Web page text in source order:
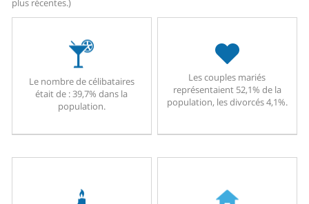
plus récentes.)
Le nombre de célibataires
était de : 39,7% dans la
population.
Les couples mariés
représentaient 52,1% de la
population, les divorcés 4,1%.